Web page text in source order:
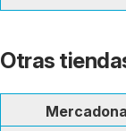
Otras
Mercadona